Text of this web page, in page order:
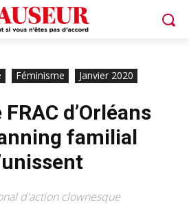
Féminisme Janvier 2020
d’Orléans
familial
d'action clownesque